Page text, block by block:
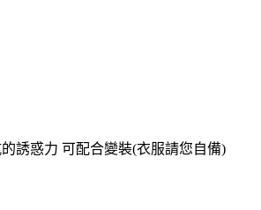
誘惑力 可配合變裝(衣服請您自備)